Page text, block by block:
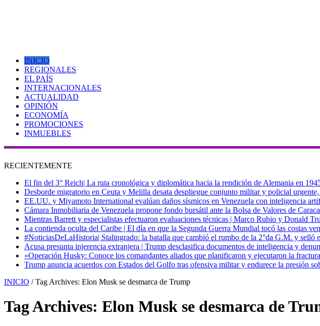
INICIO
REGIONALES
EL PAÍS
INTERNACIONALES
ACTUALIDAD
OPINIÓN
ECONOMÍA
PROMOCIONES
INMUEBLES
RECIENTEMENTE
El fin del 3° Reich| La ruta cronológica y diplomática hacia la rendición de Alemania en
Desborde migratorio en Ceuta y Melilla desata despliegue conjunto militar y policial
EE.UU. y Miyamoto International evalúan daños sísmicos en Venezuela con inteligencia
Cámara Inmobiliaria de Venezuela propone fondo bursátil ante la Bolsa de Valores de
Mientras Barrett y especialistas efectuaron evaluaciones técnicas | Marco Rubio y Donald
La contienda oculta del Caribe | El día en que la Segunda Guerra Mundial tocó las costas
#NoticiasDeLaHistoria| Stalingrado: la batalla que cambió el rumbo de la 2°da G.M. y selló
Acusa presunta injerencia extranjera | Trump desclasifica documentos de inteligencia y
«Operación Husky: Conoce los comandantes aliados que planificaron y ejecutaron la
Trump anuncia acuerdos con Estados del Golfo tras ofensiva militar y endurece la presión
INICIO / Tag Archives: Elon Musk se desmarca de Trump
Tag Archives: Elon Musk se desmarca de